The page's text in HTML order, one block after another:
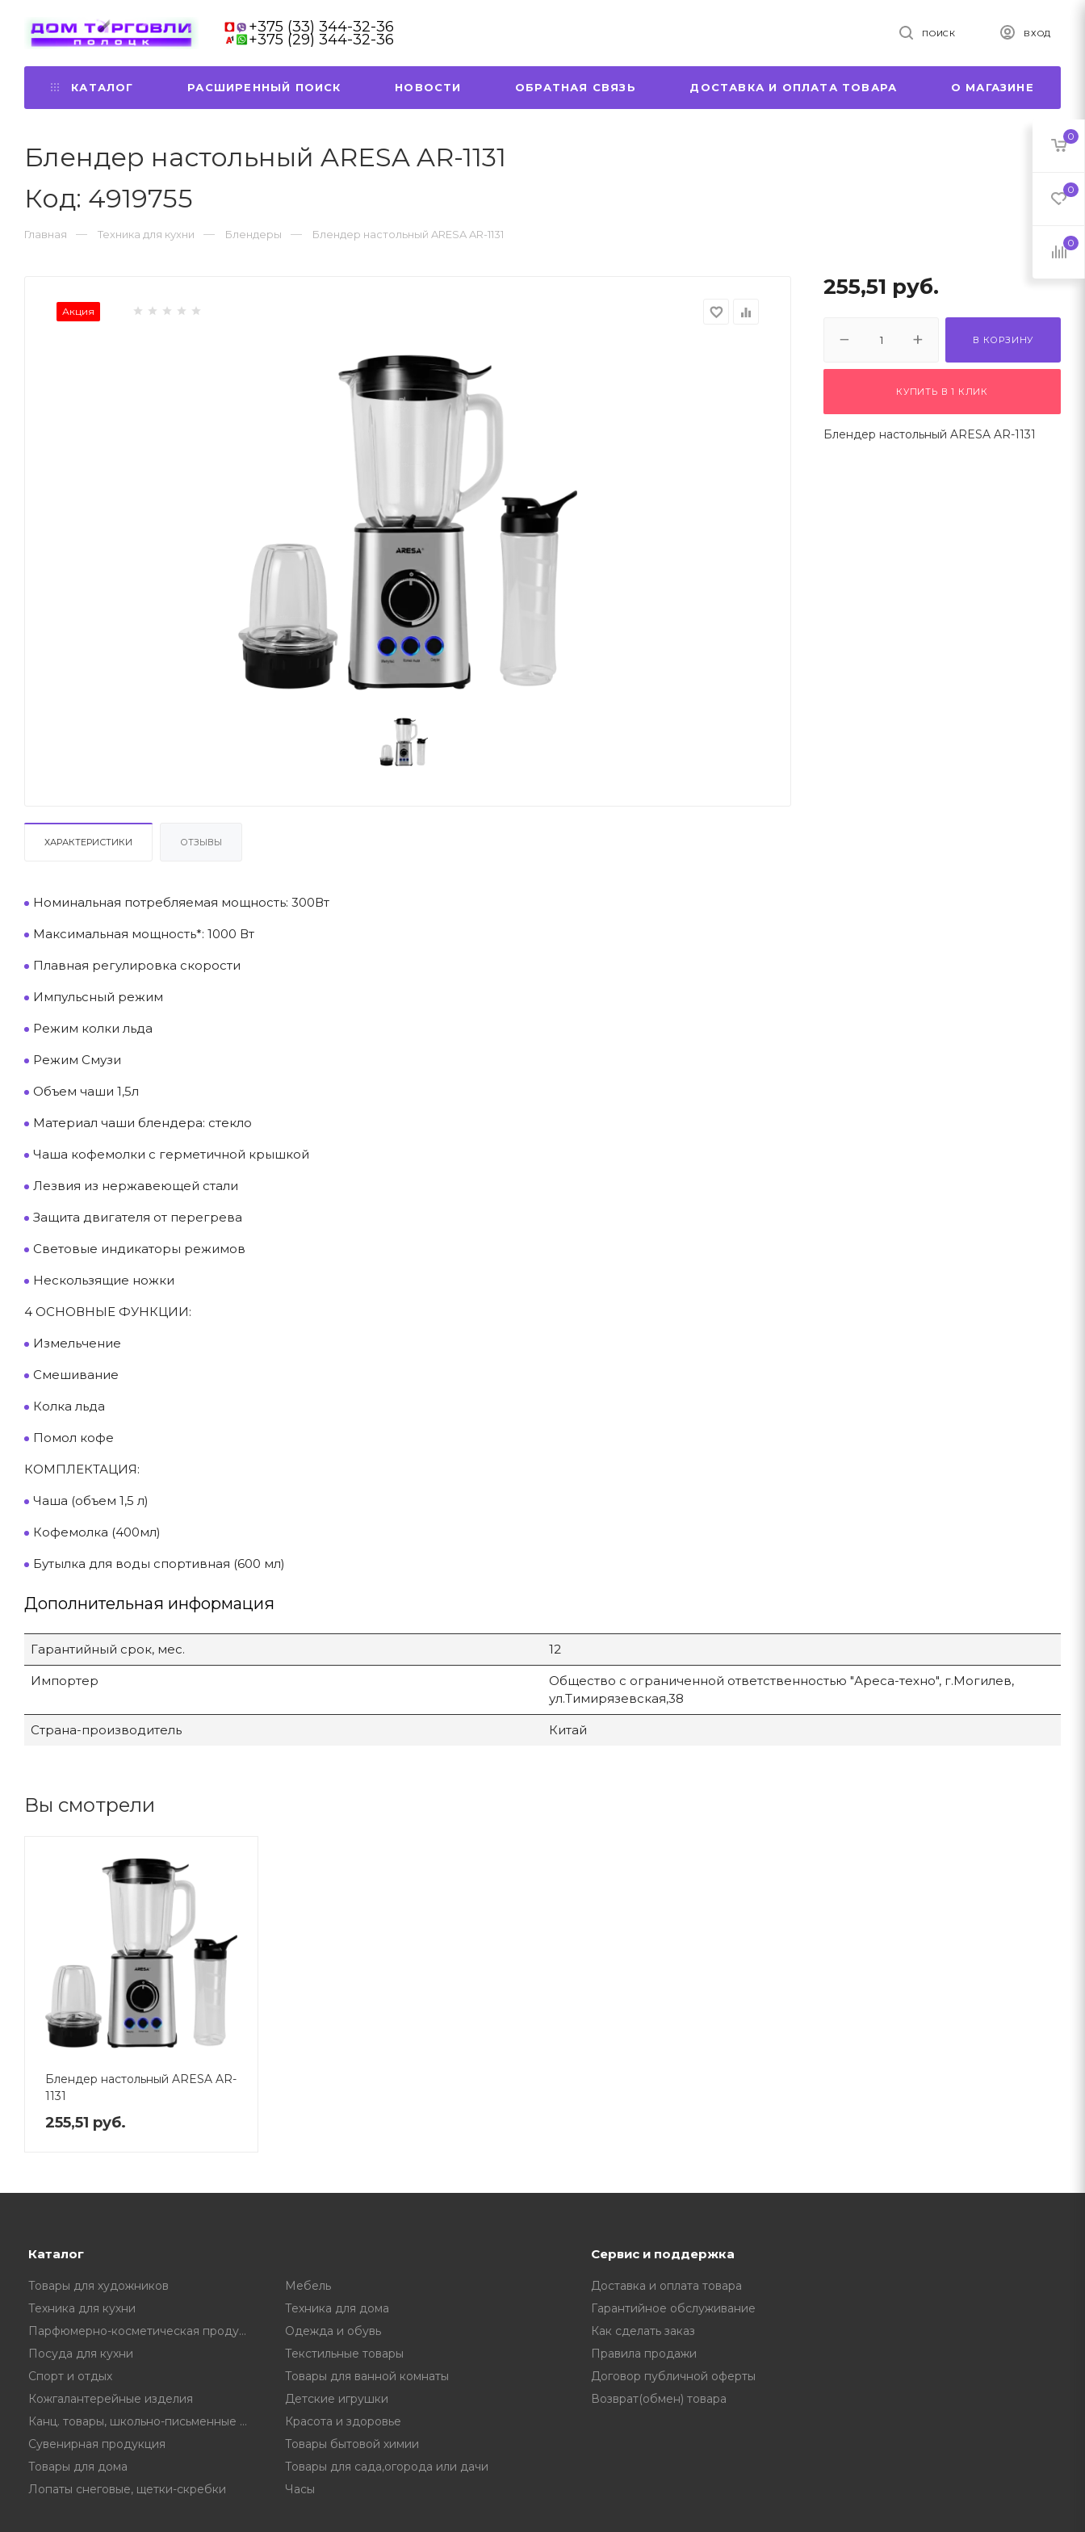
+375 (33) 344-32-36
+375 (29) 344-32-36 ПОИСК ВХОД
КАТАЛОГ РАСШИРЕННЫЙ ПОИСК НОВОСТИ ОБРАТНАЯ СВЯЗЬ ДОСТАВКА И ОПЛАТА ТОВАРА О МАГАЗИНЕ
0
0
0
Блендер настольный ARESA AR-1131
Код: 4919755
Главная Техника для кухни Блендеры Блендер настольный ARESA AR-1131
Акция favorite_border equalizer
255,51 руб.
В КОРЗИНУ
КУПИТЬ В 1 КЛИК
Блендер настольный ARESA AR-1131
ХАРАКТЕРИСТИКИ ОТЗЫВЫ
Номинальная потребляемая мощность: 300Вт
Максимальная мощность*: 1000 Вт
Плавная регулировка скорости
Импульсный режим
Режим колки льда
Режим Смузи
Объем чаши 1,5л
Материал чаши блендера: стекло
Чаша кофемолки с герметичной крышкой
Лезвия из нержавеющей стали
Защита двигателя от перегрева
Световые индикаторы режимов
Нескользящие ножки
4 ОСНОВНЫЕ ФУНКЦИИ:
Измельчение
Смешивание
Колка льда
Помол кофе
КОМПЛЕКТАЦИЯ:
Чаша (объем 1,5 л)
Кофемолка (400мл)
Бутылка для воды спортивная (600 мл)
Дополнительная информация
Гарантийный срок, мес. 12
Импортер
Общество с ограниченной ответственностью "Ареса-техно", г.Могилев,
ул.Тимирязевская,38
Страна-производитель Китай
Вы смотрели
Блендер настольный ARESA AR-
1131
255,51 руб.
Каталог
Товары для художников
Мебель
Техника для кухни
Техника для дома
Парфюмерно-косметическая продукция
Одежда и обувь
Посуда для кухни
Текстильные товары
Спорт и отдых
Товары для ванной комнаты
Кожгалантерейные изделия
Детские игрушки
Канц. товары, школьно-письменные принадл.
Красота и здоровье
Сувенирная продукция
Товары бытовой химии
Товары для дома
Товары для сада,огорода или дачи
Лопаты снеговые, щетки-скребки
Часы
Сервис и поддержка
Доставка и оплата товара
Гарантийное обслуживание
Как сделать заказ
Правила продажи
Договор публичной оферты
Возврат(обмен) товара